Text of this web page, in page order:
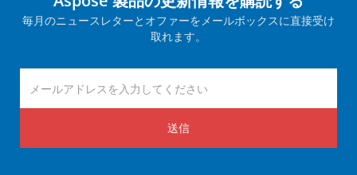
毎月のニュースレターとオファーをメールボックスに直接受け
取れます。
送信